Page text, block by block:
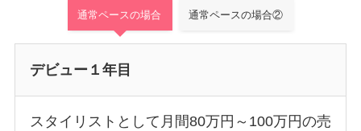
通常ペースの場合 通常ペースの場合②
デビュー１年目
スタイリストとして月間80万円～100万円の売